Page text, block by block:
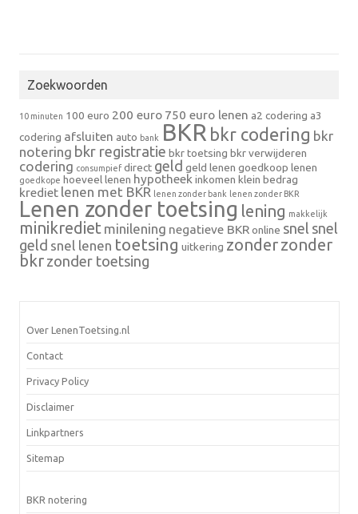
Zoekwoorden
10 minuten 100 euro 200 euro 750 euro lenen a2 codering a3
codering afsluiten auto bank BKR bkr codering bkr
notering bkr registratie bkr toetsing bkr verwijderen
codering consumpief direct geld geld lenen goedkoop lenen
goedkope hoeveel lenen hypotheek inkomen klein bedrag
krediet lenen met BKR lenen zonder bank lenen zonder BKR
Lenen zonder toetsing lening makkelijk
minikrediet minilening negatieve BKRonline snel snel
geld snel lenen toetsing uitkering zonderzonder
bkr zonder toetsing
Over LenenToetsing.nl
Contact
Privacy Policy
Disclaimer
Linkpartners
Sitemap
BKR notering